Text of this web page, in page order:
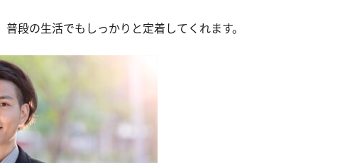
段の生活でもしっかりと定着してくれます。